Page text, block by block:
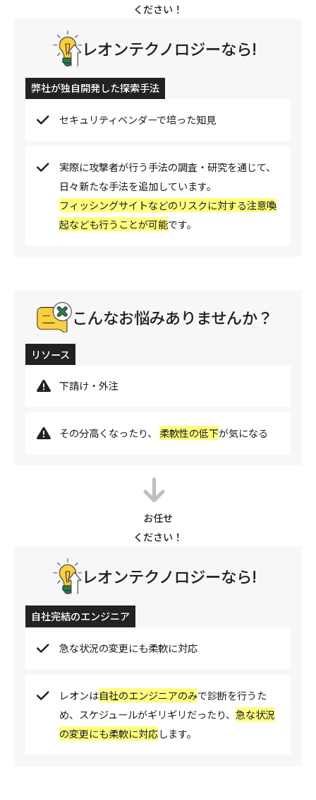
ください！
レオンテクノロジーなら!
弊社が独自開発した探索手法
セキュリティベンダーで培った知見
実際に攻撃者が行う手法の調査・研究を通じて、
日々新たな手法を追加しています。
フィッシングサイトなどのリスクに対する注意喚
起なども行うことが可能です。
こんなお悩みありませんか？
リソース
下請け・外注
その分高くなったり、 柔軟性の低下が気になる
お任せ
ください！
レオンテクノロジーなら!
自社完結のエンジニア
急な状況の変更にも柔軟に対応
レオンは自社のエンジニアのみで診断を行うた
め、スケジュールがギリギリだったり、 急な状況
の変更にも柔軟に対応します。